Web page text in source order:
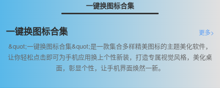
一键换图标合集
一键换图标合集 更多>
&quot;一键换图标合集&quot;是一款集合多样精美图标的主题美化软件，
让你轻松点击即可为手机应用换上个性新装，打造专属视觉风格，美化桌
面，彰显个性，让手机界面焕然一新。